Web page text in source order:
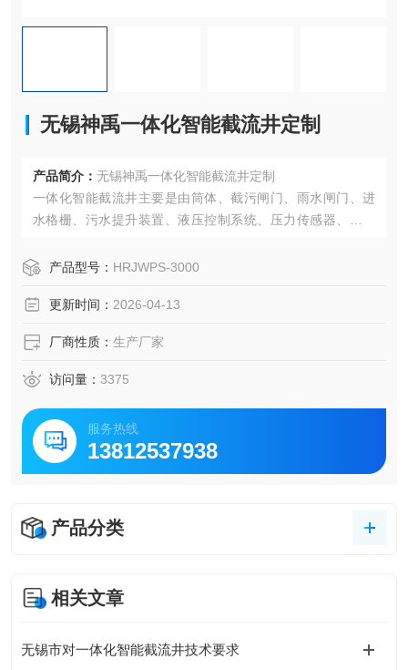
无锡神禹一体化智能截流井定制
产品简介： 无锡神禹一体化智能截流井定制
一体化智能截流井主要是由筒体、截污闸门、雨水闸门、进
水格栅、污水提升装置、液压控制系统、压力传感器、雨量
泵站筒体采用304不锈钢整体焊接，表面喷砂钝化处理，或采
节能，耐腐蚀，安装简便，缩短施工周期，占地面积小
产品型号： HRJWPS-3000
更新时间： 2026-04-13
厂商性质： 生产厂家
访问量： 3375
服务热线
13812537938
产品分类
相关文章
无锡市对一体化智能截流井技术要求